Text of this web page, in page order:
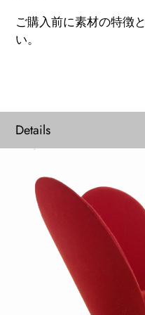
ご購入前に素材の特徴と
い。
Details